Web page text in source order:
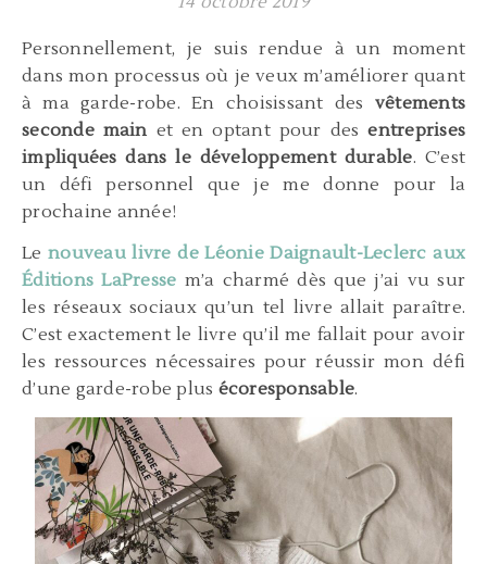
Personnellement, je suis rendue à un moment
dans mon processus où je veux m’améliorer quant
à ma garde-robe. En choisissant des vêtements
seconde main et en optant pour desentreprises
impliquées dans le développement durable. C’est
un défi personnel que je me donne pour la
prochaine année!
Lenouveau livre de Léonie Daignault-Leclerc aux
Éditions LaPresse m’a charmé dès que j’ai vu sur
les réseaux sociaux qu’un tel livre allait paraître.
C’est exactement le livre qu’il me fallait pour avoir
les ressources nécessaires pour réussir mon défi
d’une garde-robe plus écoresponsable.